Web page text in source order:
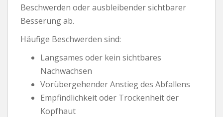
Beschwerden oder ausbleibender sichtbarer
Besserung ab.
Häufige Beschwerden sind:
Langsames oder kein sichtbares
Nachwachsen
Vorübergehender Anstieg des Abfallens
Empfindlichkeit oder Trockenheit der
Kopfhaut